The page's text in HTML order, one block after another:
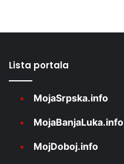
Lista portala
MojaSrpska.info
MojaBanjaLuka.info
MojDoboj.info